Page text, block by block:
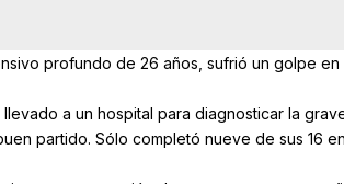
profundo de 26 años, sufrió un golpe
a un hospital para diagnosticar la
partido. Sólo completó nueve de sus 16